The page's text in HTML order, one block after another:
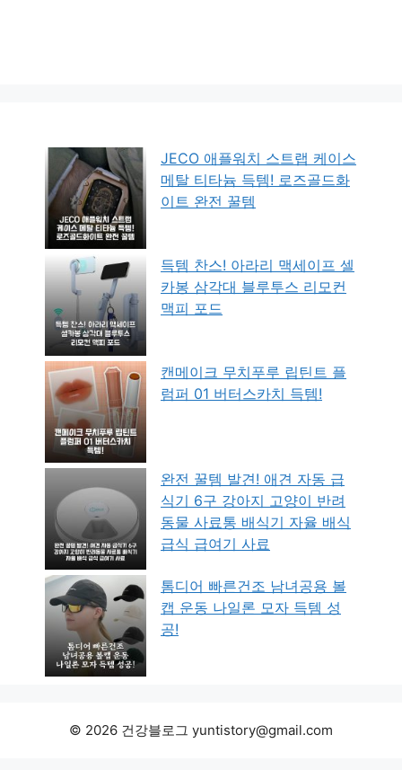
JECO 애플워치 스트랩 케이스
메탈 티타늄 득템! 로즈골드화
이트 완전 꿀템
득템 찬스! 아라리 맥세이프 셀
카봉 삼각대 블루투스 리모컨
맥피 포드
캔메이크 무치푸루 립틴트 플
럼퍼 01 버터스카치 득템!
완전 꿀템 발견! 애견 자동 급
식기 6구 강아지 고양이 반려
동물 사료통 배식기 자율 배식
급식 급여기 사료
톰디어 빠른건조 남녀공용 볼
캡 운동 나일론 모자 득템 성
공!
© 2026 건강블로그 yuntistory@gmail.com